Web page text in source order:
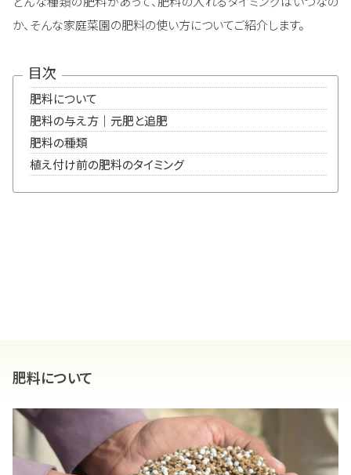
か、そんな家庭菜園の肥料の使い方についてご紹介します。
目次
肥料について
肥料の与え方｜元肥と追肥
肥料の種類
植え付け前の肥料のタイミング
肥料について